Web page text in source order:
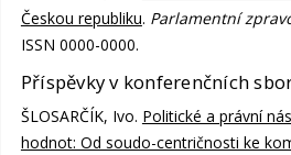
Českou republiku. Parlamentní
ISSN 0000-0000.
Příspěvky v konferenčních
ŠLOSARČÍK, Ivo. Politické a právní
hodnot: Od soudo-centričnosti ke